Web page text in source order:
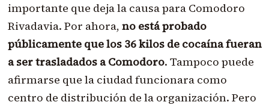
importante que deja la causa para Comodoro
Rivadavia. Por ahora, no está probado
públicamente que los 36 kilos de cocaína fueran
a ser trasladados a Comodoro. Tampoco puede
afirmarse que la ciudad funcionara como
centro de distribución de la organización. Pero